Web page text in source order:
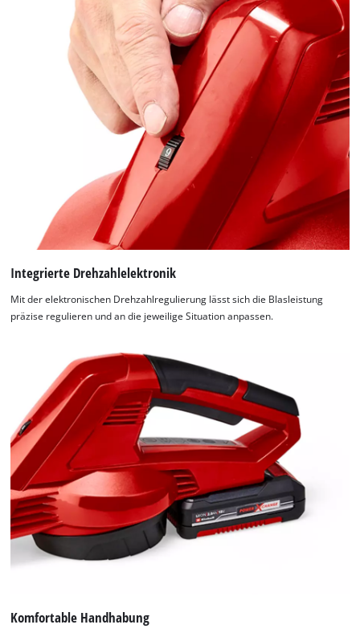
Integrierte Drehzahlelektronik
Mit der elektronischen Drehzahlregulierung lässt sich die Blasleistung
präzise regulieren und an die jeweilige Situation anpassen.
Komfortable Handhabung